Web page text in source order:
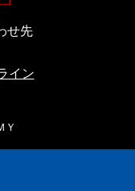
せ先
イン
Ｙ